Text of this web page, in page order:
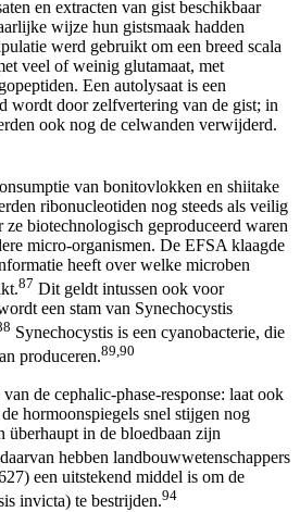
en extracten van gist beschikbaar
wijze hun gistsmaak hadden
werd gebruikt om een breed scala
veel of weinig glutamaat, met
Een autolysaat is een
wordt door zelfvertering van de gist; in
ook nog de celwanden verwijderd.
van bonitovlokken en shiitake
ribonucleotiden nog steeds als veilig
biotechnologisch geproduceerd waren
micro-organismen. De EFSA klaagde
heeft over welke microben
87 Dit geldt intussen ook voor
een stam van Synechocystis
Synechocystis is een cyanobacterie, die
produceren.89,90
de cephalic-phase-response: laat ook
hormoonspiegels snel stijgen nog
überhaupt in de bloedbaan zijn
hebben landbouwwetenschappers
een uitstekend middel is om de
invicta) te bestrijden.94